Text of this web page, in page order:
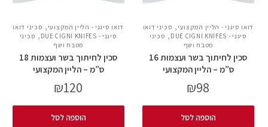
דואו סיגני - הליין המקצועי , סכיני דואו
סיגני - DUE CIGNI KNIFES
, סכיני
מטבח ושף
סכין לחיתוך בשר ועצמות 16
ס”מ – הליין המקצועי
₪98
הוספה לסל
דואו סיגני - הליין המקצועי , סכיני דואו
סיגני - DUE CIGNI KNIFES
, סכיני
מטבח ושף
סכין לחיתוך בשר ועצמות 18
ס”מ – הליין המקצועי
₪120
הוספה לסל